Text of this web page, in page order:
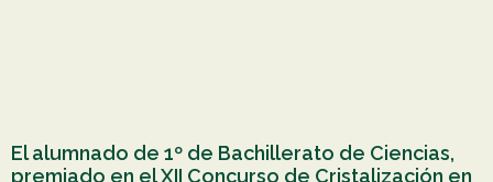
El alumnado de 1º de Bachillerato de Ciencias,
premiado en el XII Concurso de Cristalización en